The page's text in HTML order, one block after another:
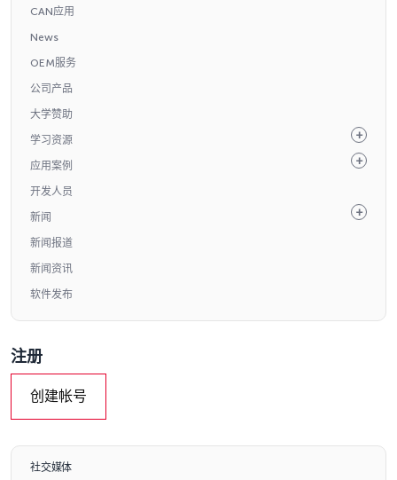
CAN应用
News
OEM服务
公司产品
大学赞助
学习资源
应用案例
开发人员
新闻
新闻报道
新闻资讯
软件发布
注册
创建帐号
社交媒体